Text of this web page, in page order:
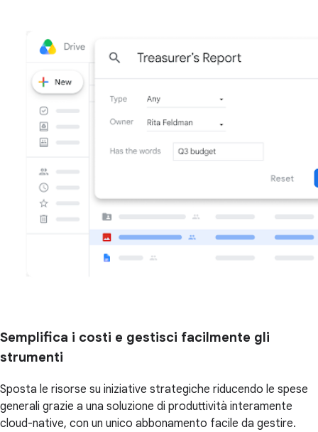
Semplifica i costi e gestisci facilmente gli
strumenti
Sposta le risorse su iniziative strategiche riducendo le spese
generali grazie a una soluzione di produttività interamente
cloud-native, con un unico abbonamento facile da gestire.